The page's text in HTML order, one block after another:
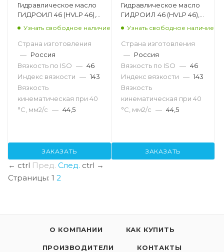
Гидравлическое масло
ГИДРОИЛ 46 (HVLP 46),
Узнать свободное наличие
Страна изготовления
— Россия
Вязкость по ISO — 46
Индекс вязкости — 143
Вязкость
кинематическая при 40
°С, мм2/с — 44,5
ЗАКАЗАТЬ
Гидравлическое масло
ГИДРОИЛ 46 (HVLP 46),
Узнать свободное наличие
Страна изготовления
— Россия
Вязкость по ISO — 46
Индекс вязкости — 143
Вязкость
кинематическая при 40
°С, мм2/с — 44,5
ЗАКАЗАТЬ
← ctrl Пред. След. ctrl →
Страницы: 1 2
О КОМПАНИИ КАК КУПИТЬ
ПРОИЗВОДИТЕЛИ КОНТАКТЫ